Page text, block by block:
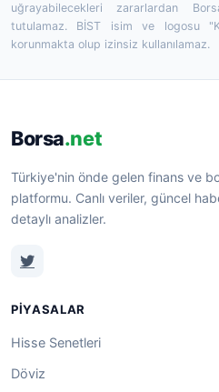
uğrayabilecekleri zararlardan
tutulamaz. BİST isim ve logosu
korunmakta olup izinsiz kullanılamaz.
Borsa.net
Türkiye'nin önde gelen finans ve
platformu. Canlı veriler, güncel
detaylı analizler.
PIYASALAR
Hisse Senetleri
Döviz